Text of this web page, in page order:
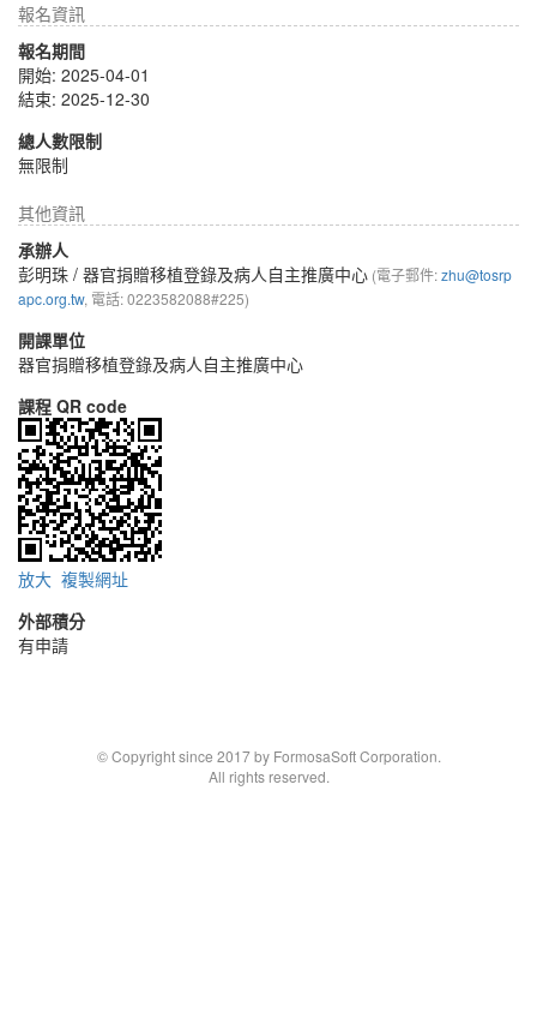
報名資訊
報名期間
開始: 2025-04-01
結束: 2025-12-30
總人數限制
無限制
其他資訊
承辦人
彭明珠 / 器官捐贈移植登錄及病人自主推廣中心 (電子郵件:zhu@tosrp
apc.org.tw, 電話: 0223582088#225)
開課單位
器官捐贈移植登錄及病人自主推廣中心
課程 QR code
放大 複製網址
外部積分
有申請
© Copyright since 2017 by FormosaSoft Corporation.
All rights reserved.